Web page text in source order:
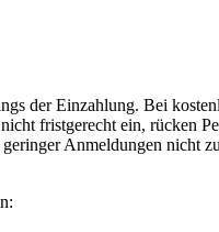
der Einzahlung. Bei
fristgerecht ein, rücken
Anmeldungen nicht